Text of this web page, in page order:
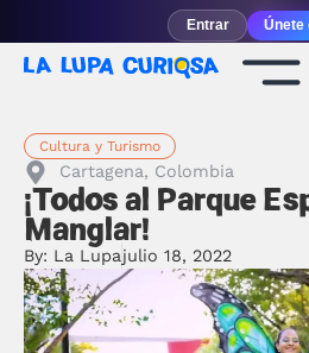
Entrar Únete
Cultura y Turismo
Cartagena, Colombia
¡Todos al Parque
Manglar!
By: La Lupajulio 18, 2022